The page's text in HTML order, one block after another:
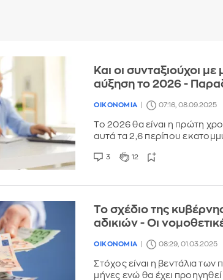
Και οι συνταξιούχοι
αύξηση το 2026 -
ΟΙΚΟΝΟΜΙΑ 07:16, 08.09.2025
Το 2026 θα είναι η πρώτη
αυτά τα 2,6 περίπου
3 12
Το σχέδιο της
αδικιών - Οι
ΟΙΚΟΝΟΜΙΑ 08:29, 01.03.2025
Στόχος είναι η βεντάλια
μήνες ενώ θα έχει